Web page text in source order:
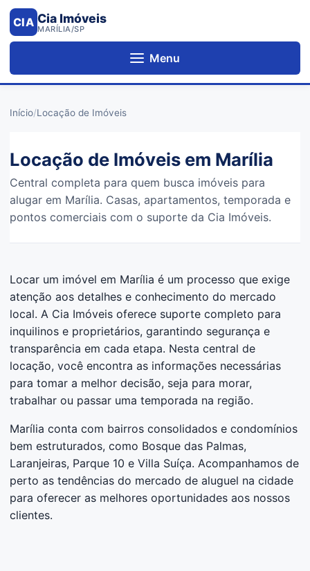
CIA Cia Imóveis
MARÍLIA/SP
Menu
Início/Locação de Imóveis
Locação de Imóveis em Marília
Central completa para quem busca imóveis para
alugar em Marília. Casas, apartamentos, temporada e
pontos comerciais com o suporte da Cia Imóveis.
Locar um imóvel em Marília é um processo que exige
atenção aos detalhes e conhecimento do mercado
local. A Cia Imóveis oferece suporte completo para
inquilinos e proprietários, garantindo segurança e
transparência em cada etapa. Nesta central de
locação, você encontra as informações necessárias
para tomar a melhor decisão, seja para morar,
trabalhar ou passar uma temporada na região.
Marília conta com bairros consolidados e condomínios
bem estruturados, como Bosque das Palmas,
Laranjeiras, Parque 10 e Villa Suíça. Acompanhamos de
perto as tendências do mercado de aluguel na cidade
para oferecer as melhores oportunidades aos nossos
clientes.